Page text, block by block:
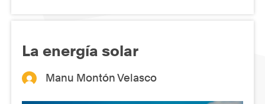
La energía solar
Manu Montón Velasco